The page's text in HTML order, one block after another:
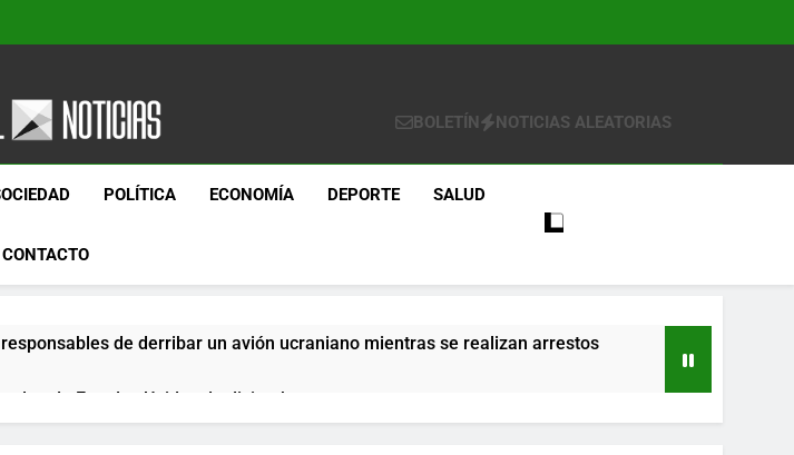
Noticias
BOLETÍN NOTICIAS ALEATORIAS
POLÍTICA ECONOMÍA DEPORTE SALUD
CONTACTO
de derribar un avión ucraniano mientras se realizan arrestos
de Estados Unidos de diciembre